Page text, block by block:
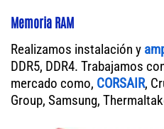
Memoria RAM
Realizamos instalación y
DDR5, DDR4. Trabajamos
mercado como, CORSAIR,
Group, Samsung,